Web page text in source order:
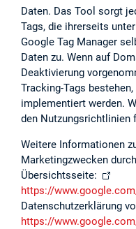
Daten. Das Tool sorgt
Tags, die ihrerseits
Google Tag Manager
Daten zu. Wenn auf
Deaktivierung
Tracking-Tags
implementiert werden.
den Nutzungsrichtlinien
Weitere Informationen
Marketingzwecken
Übersichtsseite:
https://
Datenschutzerklärung
https://